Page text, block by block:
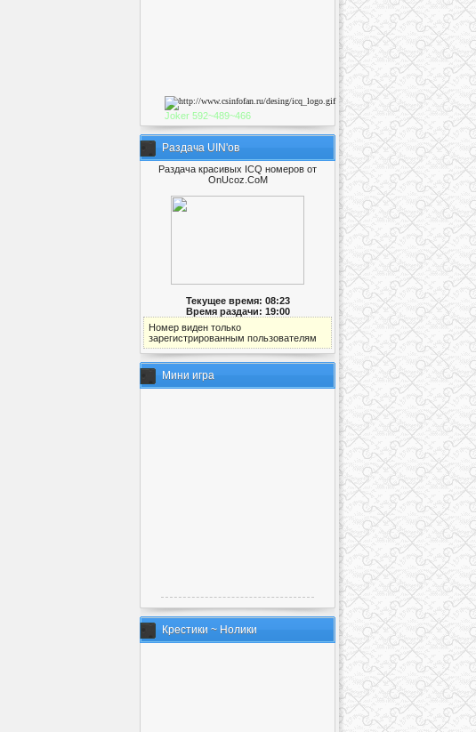
Joker 592~489~466
Раздача UIN'ов
Раздача красивых ICQ номеров от
OnUcoz.CoM
Текущее время: 08:23
Время раздачи: 19:00
Номер виден только
зарегистрированным пользователям
Мини игра
Крестики ~ Нолики